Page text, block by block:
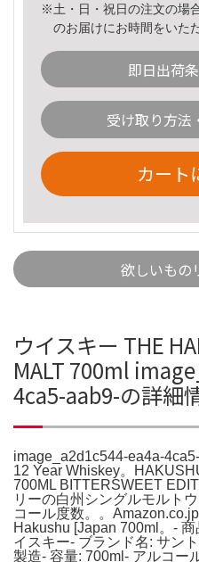
※土・日・祝日の注文の場
のお届けにお時間をいた
即日出荷
受け取り方法
カート
欲しいもの
ウイスキー THE
MALT 700ml
4ca5-aab9-の詳細
image_a2d1c544-ea4a-
12 Year Whiskey。
700ML BITTERSWEET
リーの白州シングルモルト
コール度数。。
Hakushu [Japan 700ml。-
イスキー- ブランド名: サン
製造- 容量: 700ml- アルコー